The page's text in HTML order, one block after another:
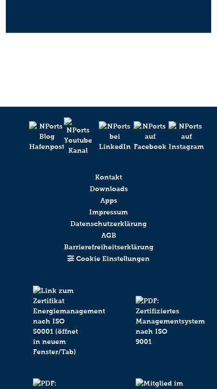
Kontakt
Downloads
Apps
Impressum
Datenschutzerklärung
AGB
Barrierefreiheitserklärung
Cookie Einstellungen